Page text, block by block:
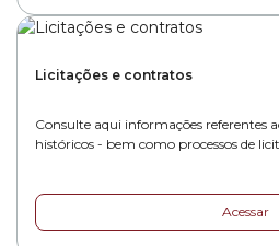
Licitações e contratos
Consulte aqui informações referentes
históricos - bem como processos de
Acessar